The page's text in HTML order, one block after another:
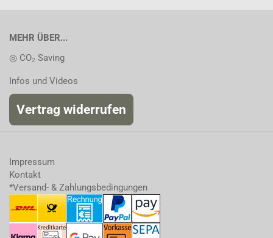
MEHR ÜBER...
◎ CO₂ Saving
Infos und Videos
Vertrag widerrufen
Impressum
Kontakt
*Versand- & Zahlungsbedingungen